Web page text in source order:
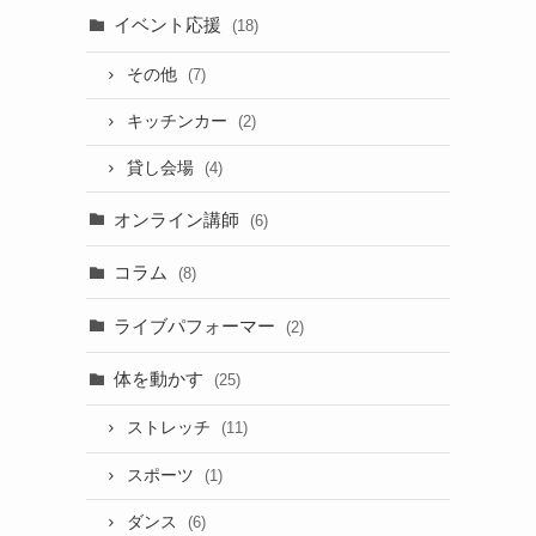
イベント応援 (18)
その他 (7)
キッチンカー (2)
貸し会場 (4)
オンライン講師 (6)
コラム (8)
ライブパフォーマー (2)
体を動かす (25)
ストレッチ (11)
スポーツ (1)
ダンス (6)